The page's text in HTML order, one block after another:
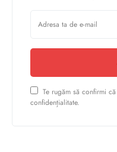
Te rugăm să confirmi
confidențialitate.